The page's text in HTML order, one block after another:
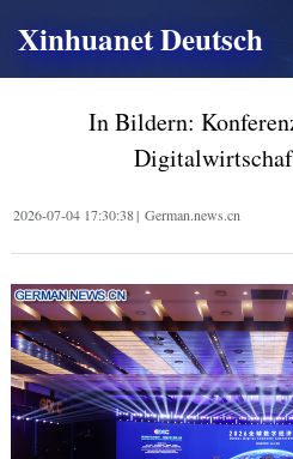
Xinhuanet Deutsch
In Bildern:
2026-07-04 17:30:38| German.news.cn